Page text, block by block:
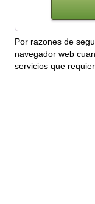
Por razones de
navegador web
servicios que